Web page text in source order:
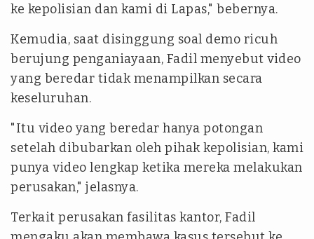
ke kepolisian dan kami di Lapas," bebernya.
Kemudia, saat disinggung soal demo ricuh
berujung penganiayaan, Fadil menyebut video
yang beredar tidak menampilkan secara
keseluruhan.
"Itu video yang beredar hanya potongan
setelah dibubarkan oleh pihak kepolisian, kami
punya video lengkap ketika mereka melakukan
perusakan," jelasnya.
Terkait perusakan fasilitas kantor, Fadil